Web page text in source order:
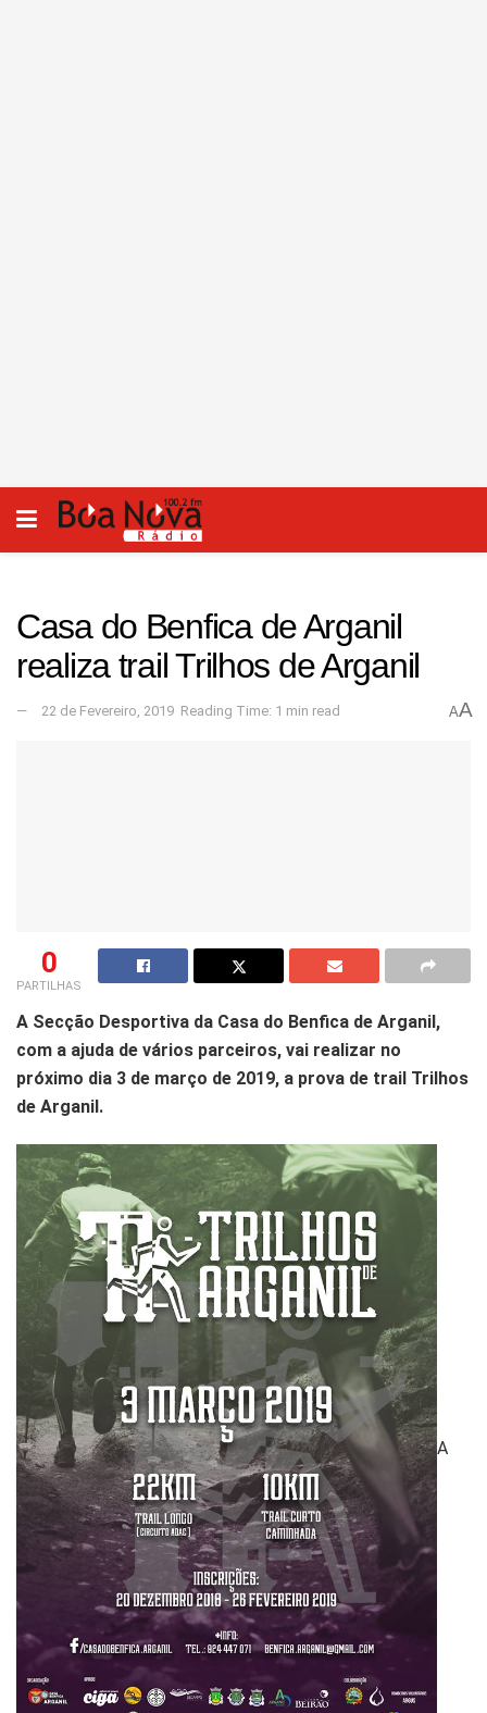
Casa do Benfica de Arganil
realiza trail Trilhos de Arganil
22 de Fevereiro, 2019 Reading Time: 1 min read AA
0
PARTILHAS
A Secção Desportiva da Casa do Benfica de Arganil,
com a ajuda de vários parceiros, vai realizar no
próximo dia 3 de março de 2019, a prova de trail Trilhos
de Arganil.
A